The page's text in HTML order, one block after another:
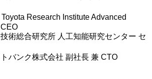
Research Institute Advanced
術総合研究所 人工知能研究センター セ
バンク株式会社 副社長 兼 CTO